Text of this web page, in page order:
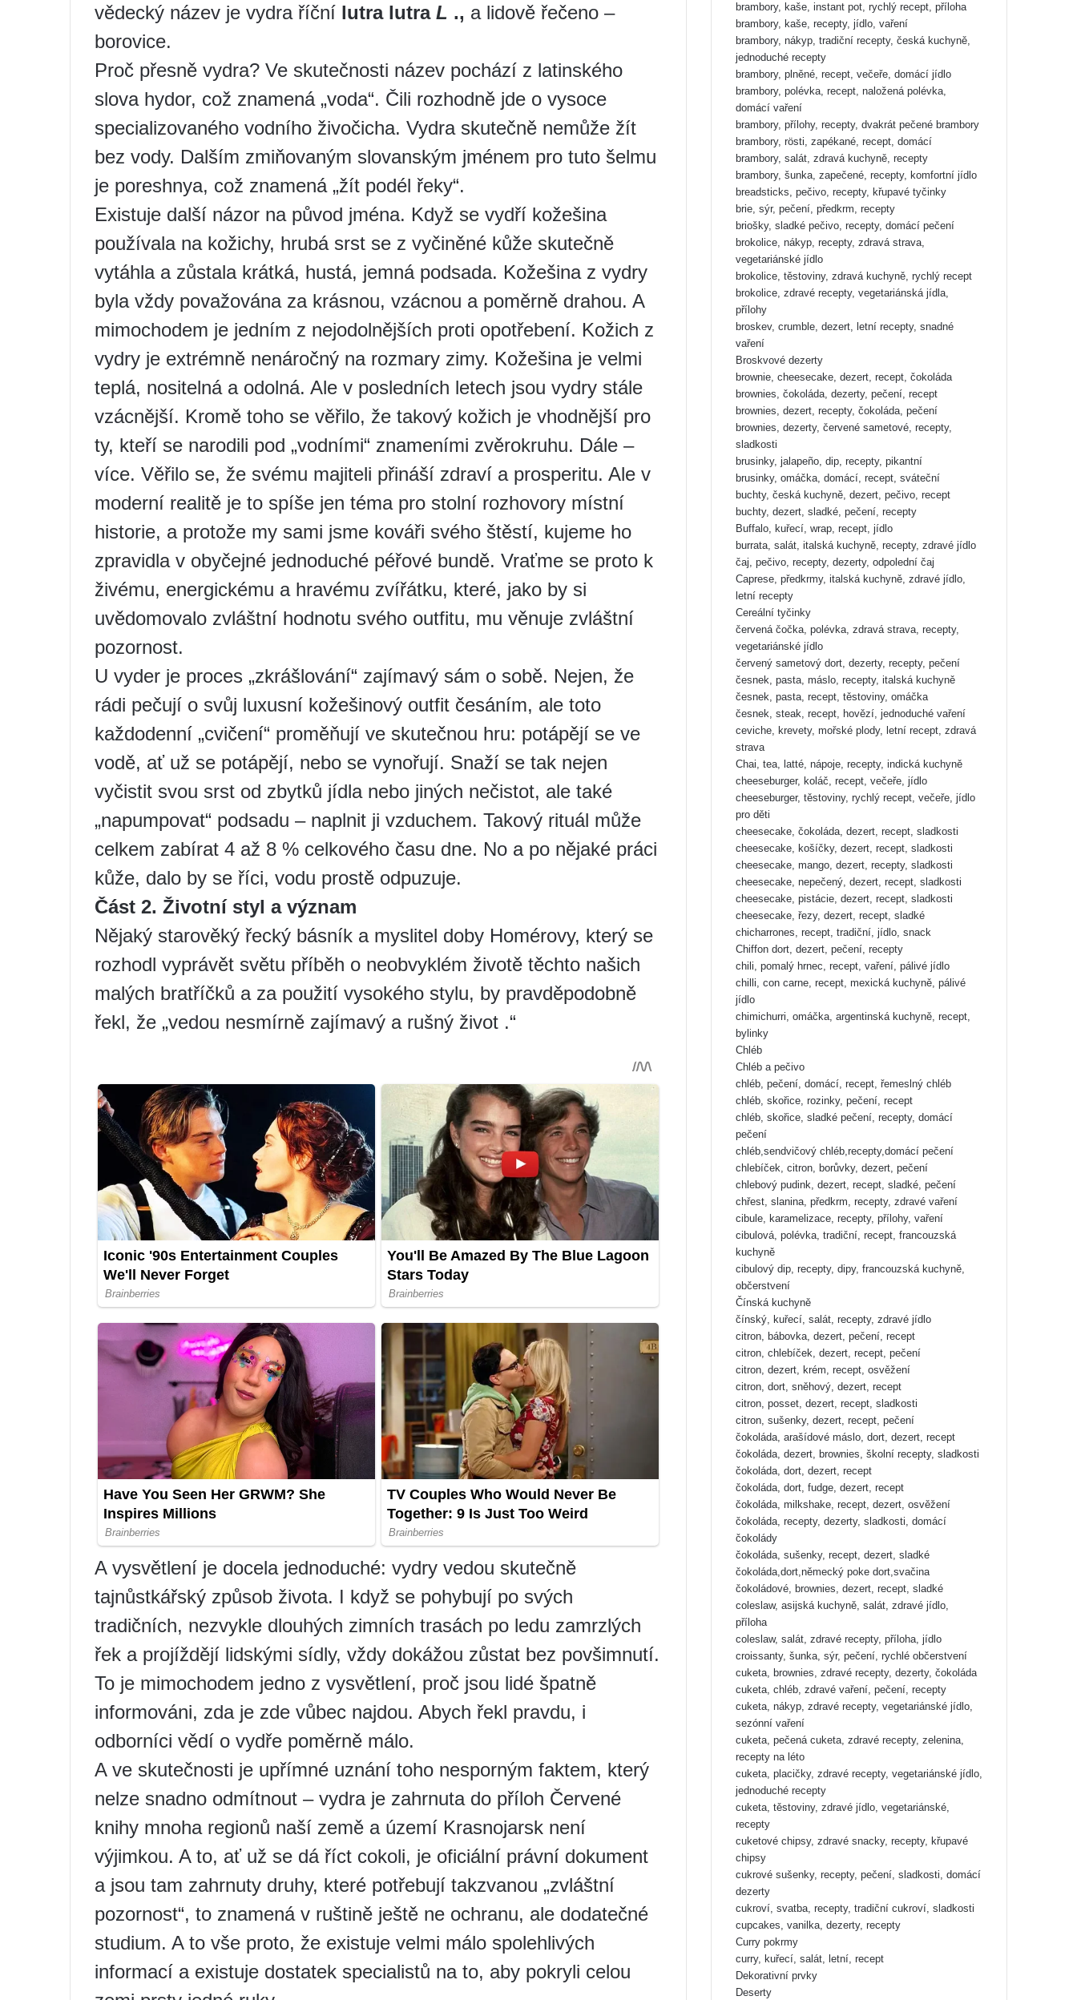
vědecký název je vydra říční lutra lutra L ., a lidově řečeno –
borovice.
Proč přesně vydra? Ve skutečnosti název pochází z latinského
slova hydor, což znamená „voda“. Čili rozhodně jde o vysoce
specializovaného vodního živočicha. Vydra skutečně nemůže žít
bez vody. Dalším zmiňovaným slovanským jménem pro tuto šelmu
je poreshnya, což znamená „žít podél řeky“.
Existuje další názor na původ jména. Když se vydří kožešina
používala na kožichy, hrubá srst se z vyčiněné kůže skutečně
vytáhla a zůstala krátká, hustá, jemná podsada. Kožešina z vydry
byla vždy považována za krásnou, vzácnou a poměrně drahou. A
mimochodem je jedním z nejodolnějších proti opotřebení. Kožich z
vydry je extrémně nenáročný na rozmary zimy. Kožešina je velmi
teplá, nositelná a odolná. Ale v posledních letech jsou vydry stále
vzácnější. Kromě toho se věřilo, že takový kožich je vhodnější pro
ty, kteří se narodili pod „vodními“ znameními zvěrokruhu. Dále –
více. Věřilo se, že svému majiteli přináší zdraví a prosperitu. Ale v
moderní realitě je to spíše jen téma pro stolní rozhovory místní
historie, a protože my sami jsme kováři svého štěstí, kujeme ho
zpravidla v obyčejné jednoduché péřové bundě. Vraťme se proto k
živému, energickému a hravému zvířátku, které, jako by si
uvědomovalo zvláštní hodnotu svého outfitu, mu věnuje zvláštní
pozornost.
U vyder je proces „zkrášlování“ zajímavý sám o sobě. Nejen, že
rádi pečují o svůj luxusní kožešinový outfit česáním, ale toto
každodenní „cvičení“ proměňují ve skutečnou hru: potápějí se ve
vodě, ať už se potápějí, nebo se vynořují. Snaží se tak nejen
vyčistit svou srst od zbytků jídla nebo jiných nečistot, ale také
„napumpovat“ podsadu – naplnit ji vzduchem. Takový rituál může
celkem zabírat 4 až 8 % celkového času dne. No a po nějaké práci
kůže, dalo by se říci, vodu prostě odpuzuje.
Část 2. Životní styl a význam
Nějaký starověký řecký básník a myslitel doby Homérovy, který se
rozhodl vyprávět světu příběh o neobvyklém životě těchto našich
malých bratříčků a za použití vysokého stylu, by pravděpodobně
řekl, že „vedou nesmírně zajímavý a rušný život .“
A vysvětlení je docela jednoduché: vydry vedou skutečně
tajnůstkářský způsob života. I když se pohybují po svých
tradičních, nezvykle dlouhých zimních trasách po ledu zamrzlých
řek a projíždějí lidskými sídly, vždy dokážou zůstat bez povšimnutí.
To je mimochodem jedno z vysvětlení, proč jsou lidé špatně
informováni, zda je zde vůbec najdou. Abych řekl pravdu, i
odborníci vědí o vydře poměrně málo.
A ve skutečnosti je upřímné uznání toho nesporným faktem, který
nelze snadno odmítnout – vydra je zahrnuta do příloh Červené
knihy mnoha regionů naší země a území Krasnojarsk není
výjimkou. A to, ať už se dá říct cokoli, je oficiální právní dokument
a jsou tam zahrnuty druhy, které potřebují takzvanou „zvláštní
pozornost“, to znamená v ruštině ještě ne ochranu, ale dodatečné
studium. A to vše proto, že existuje velmi málo spolehlivých
informací a existuje dostatek specialistů na to, aby pokryli celou
brambory, kaše, instant pot, rychlý recept, příloha
brambory, kaše, recepty, jídlo, vaření
brambory, nákyp, tradiční recepty, česká kuchyně,
jednoduché recepty
brambory, plněné, recept, večeře, domácí jídlo
brambory, polévka, recept, naložená polévka,
domácí vaření
brambory, přílohy, recepty, dvakrát pečené brambory
brambory, rösti, zapékané, recept, domácí
brambory, salát, zdravá kuchyně, recepty
brambory, šunka, zapečené, recepty, komfortní jídlo
breadsticks, pečivo, recepty, křupavé tyčinky
brie, sýr, pečení, předkrm, recepty
briošky, sladké pečivo, recepty, domácí pečení
brokolice, nákyp, recepty, zdravá strava,
vegetariánské jídlo
brokolice, těstoviny, zdravá kuchyně, rychlý recept
brokolice, zdravé recepty, vegetariánská jídla,
přílohy
broskev, crumble, dezert, letní recepty, snadné
vaření
Broskvové dezerty
brownie, cheesecake, dezert, recept, čokoláda
brownies, čokoláda, dezerty, pečení, recept
brownies, dezert, recepty, čokoláda, pečení
brownies, dezerty, červené sametové, recepty,
sladkosti
brusinky, jalapeño, dip, recepty, pikantní
brusinky, omáčka, domácí, recept, sváteční
buchty, česká kuchyně, dezert, pečivo, recept
buchty, dezert, sladké, pečení, recepty
Buffalo, kuřecí, wrap, recept, jídlo
burrata, salát, italská kuchyně, recepty, zdravé jídlo
čaj, pečivo, recepty, dezerty, odpolední čaj
Caprese, předkrmy, italská kuchyně, zdravé jídlo,
letní recepty
Cereální tyčinky
červená čočka, polévka, zdravá strava, recepty,
vegetariánské jídlo
červený sametový dort, dezerty, recepty, pečení
česnek, pasta, máslo, recepty, italská kuchyně
česnek, pasta, recept, těstoviny, omáčka
česnek, steak, recept, hovězí, jednoduché vaření
ceviche, krevety, mořské plody, letní recept, zdravá
strava
Chai, tea, latté, nápoje, recepty, indická kuchyně
cheeseburger, koláč, recept, večeře, jídlo
cheeseburger, těstoviny, rychlý recept, večeře, jídlo
pro děti
cheesecake, čokoláda, dezert, recept, sladkosti
cheesecake, košíčky, dezert, recept, sladkosti
cheesecake, mango, dezert, recepty, sladkosti
cheesecake, nepečený, dezert, recept, sladkosti
cheesecake, pistácie, dezert, recept, sladkosti
cheesecake, řezy, dezert, recept, sladké
chicharrones, recept, tradiční, jídlo, snack
Chiffon dort, dezert, pečení, recepty
chili, pomalý hrnec, recept, vaření, pálivé jídlo
chilli, con carne, recept, mexická kuchyně, pálivé
jídlo
chimichurri, omáčka, argentinská kuchyně, recept,
bylinky
Chléb
Chléb a pečivo
chléb, pečení, domácí, recept, řemeslný chléb
chléb, skořice, rozinky, pečení, recept
chléb, skořice, sladké pečení, recepty, domácí
pečení
chléb,sendvičový chléb,recepty,domácí pečení
chlebíček, citron, borůvky, dezert, pečení
chlebový pudink, dezert, recept, sladké, pečení
chřest, slanina, předkrm, recepty, zdravé vaření
cibule, karamelizace, recepty, přílohy, vaření
cibulová, polévka, tradiční, recept, francouzská
kuchyně
cibulový dip, recepty, dipy, francouzská kuchyně,
občerstvení
Čínská kuchyně
čínský, kuřecí, salát, recepty, zdravé jídlo
citron, bábovka, dezert, pečení, recept
citron, chlebíček, dezert, recept, pečení
citron, dezert, krém, recept, osvěžení
citron, dort, sněhový, dezert, recept
citron, posset, dezert, recept, sladkosti
citron, sušenky, dezert, recept, pečení
čokoláda, arašídové máslo, dort, dezert, recept
čokoláda, dezert, brownies, školní recepty, sladkosti
čokoláda, dort, dezert, recept
čokoláda, dort, fudge, dezert, recept
čokoláda, milkshake, recept, dezert, osvěžení
čokoláda, recepty, dezerty, sladkosti, domácí
čokolády
čokoláda, sušenky, recept, dezert, sladké
čokoláda,dort,německý poke dort,svačina
čokoládové, brownies, dezert, recept, sladké
coleslaw, asijská kuchyně, salát, zdravé jídlo,
příloha
coleslaw, salát, zdravé recepty, příloha, jídlo
croissanty, šunka, sýr, pečení, rychlé občerstvení
cuketa, brownies, zdravé recepty, dezerty, čokoláda
cuketa, chléb, zdravé vaření, pečení, recepty
cuketa, nákyp, zdravé recepty, vegetariánské jídlo,
sezónní vaření
cuketa, pečená cuketa, zdravé recepty, zelenina,
recepty na léto
cuketa, placičky, zdravé recepty, vegetariánské jídlo,
jednoduché recepty
cuketa, těstoviny, zdravé jídlo, vegetariánské,
recepty
cuketové chipsy, zdravé snacky, recepty, křupavé
chipsy
cukrové sušenky, recepty, pečení, sladkosti, domácí
dezerty
cukroví, svatba, recepty, tradiční cukroví, sladkosti
cupcakes, vanilka, dezerty, recepty
Curry pokrmy
curry, kuřecí, salát, letní, recept
Dekorativní prvky
Deserty